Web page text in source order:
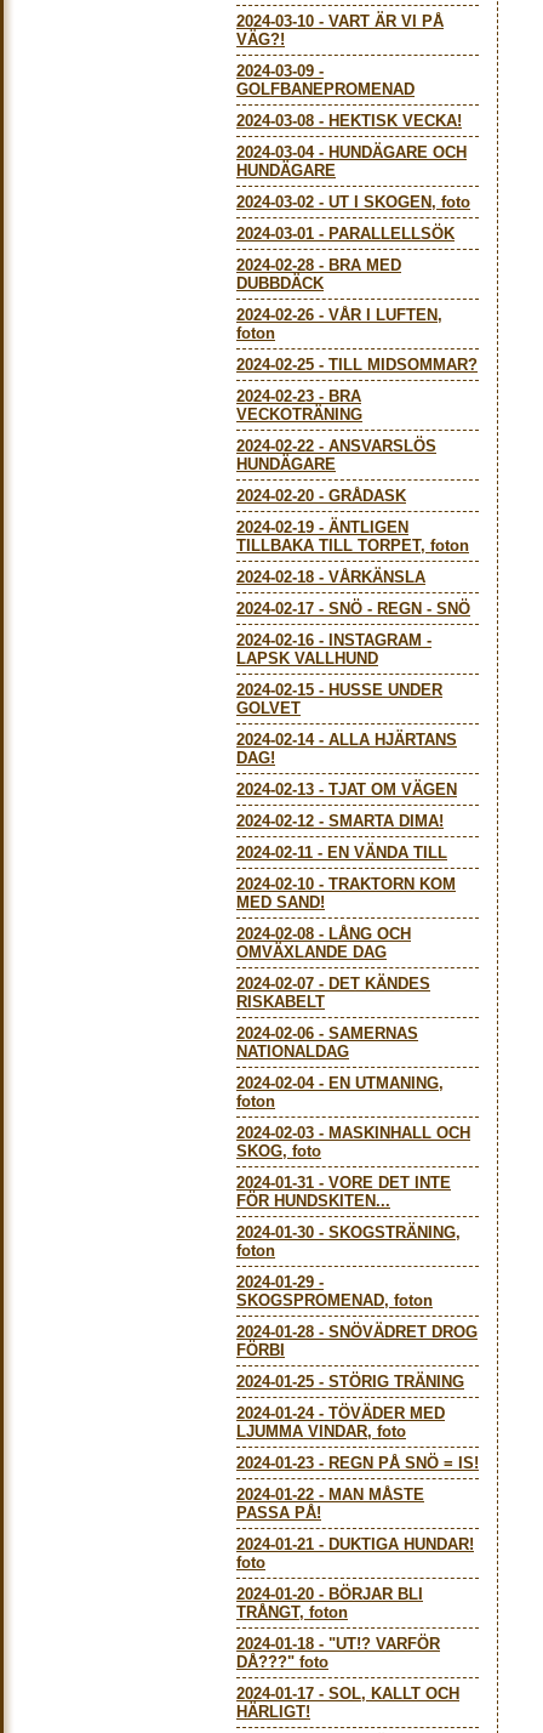
2024-03-10 - VART ÄR VI PÅ
VÄG?!
2024-03-09 -
GOLFBANEPROMENAD
2024-03-08 - HEKTISK VECKA!
2024-03-04- HUNDÄGARE OCH
HUNDÄGARE
2024-03-02 - UT I SKOGEN, foto
2024-03-01 - PARALLELLSÖK
2024-02-28 - BRA MED
DUBBDÄCK
2024-02-26 - VÅR I LUFTEN,
foton
2024-02-25 - TILL MIDSOMMAR?
2024-02-23 - BRA
VECKOTRÄNING
2024-02-22 - ANSVARSLÖS
HUNDÄGARE
2024-02-20 - GRÅDASK
2024-02-19 - ÄNTLIGEN
TILLBAKA TILL TORPET, foton
2024-02-18 - VÅRKÄNSLA
2024-02-17 - SNÖ - REGN - SNÖ
2024-02-16 -
INSTAGRAM -
LAPSK VALLHUND
2024-02-15 - HUSSE UNDER
GOLVET
2024-02-14- ALLA HJÄRTANS
DAG!
2024-02-13 - TJAT OM VÄGEN
2024-02-12 - SMARTA DIMA!
2024-02-11 - EN VÄNDA TILL
2024-02-10 - TRAKTORN KOM
MED SAND!
2024-02-08 - LÅNG OCH
OMVÄXLANDE DAG
2024-02-07 - DET KÄNDES
RISKABELT
2024-02-06 - SAMERNAS
NATIONALDAG
2024-02-04- EN UTMANING,
foton
2024-02-03 - MASKINHALL OCH
SKOG, foto
2024-01-31 - VORE DET INTE
FÖR HUNDSKITEN...
2024-01-30 - SKOGSTRÄNING,
foton
2024-01-29 -
SKOGSPROMENAD, foton
2024-01-28 - SNÖVÄDRET DROG
FÖRBI
2024-01-25 - STÖRIG TRÄNING
2024-01-24- TÖVÄDER MED
LJUMMA VINDAR, foto
2024-01-23 - REGN PÅ SNÖ = IS!
2024-01-22 - MAN MÅSTE
PASSA PÅ!
2024-01-21 - DUKTIGA HUNDAR!
foto
2024-01-20 - BÖRJAR BLI
TRÅNGT, foton
2024-01-18 - "UT!? VARFÖR
DÅ???" foto
2024-01-17 - SOL, KALLT OCH
HÄRLIGT!